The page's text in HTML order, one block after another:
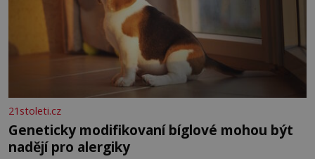
21stoleti.cz
Geneticky modifikovaní bíglové mohou být
nadějí pro alergiky